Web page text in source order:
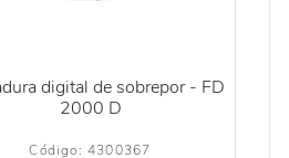
digital de sobrepor - FD
2000 D
Código: 4300367